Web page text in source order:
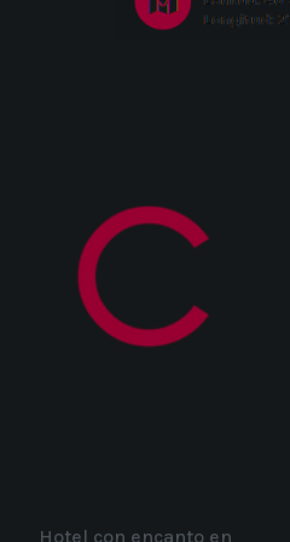
Hotel con encanto en